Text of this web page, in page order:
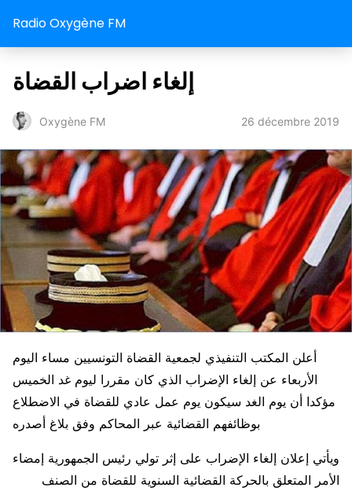
Radio Oxygène FM
إلغاء اضراب القضاة
Oxygène FM 26 décembre 2019
أعلن المكتب التنفيذي لجمعية القضاة التونسيين مساء اليوم
الأربعاء عن إلغاء الإضراب الذي كان مقررا ليوم غد الخميس
مؤكدا أن يوم الغد سيكون يوم عمل عادي للقضاة في الاضطلاع
بوظائفهم القضائية عبر المحاكم وفق بلاغ أصدره
ويأتي إعلان إلغاء الإضراب على إثر تولي رئيس الجمهورية إمضاء
الأمر المتعلق بالحركة القضائية السنوية للقضاة من الصنف